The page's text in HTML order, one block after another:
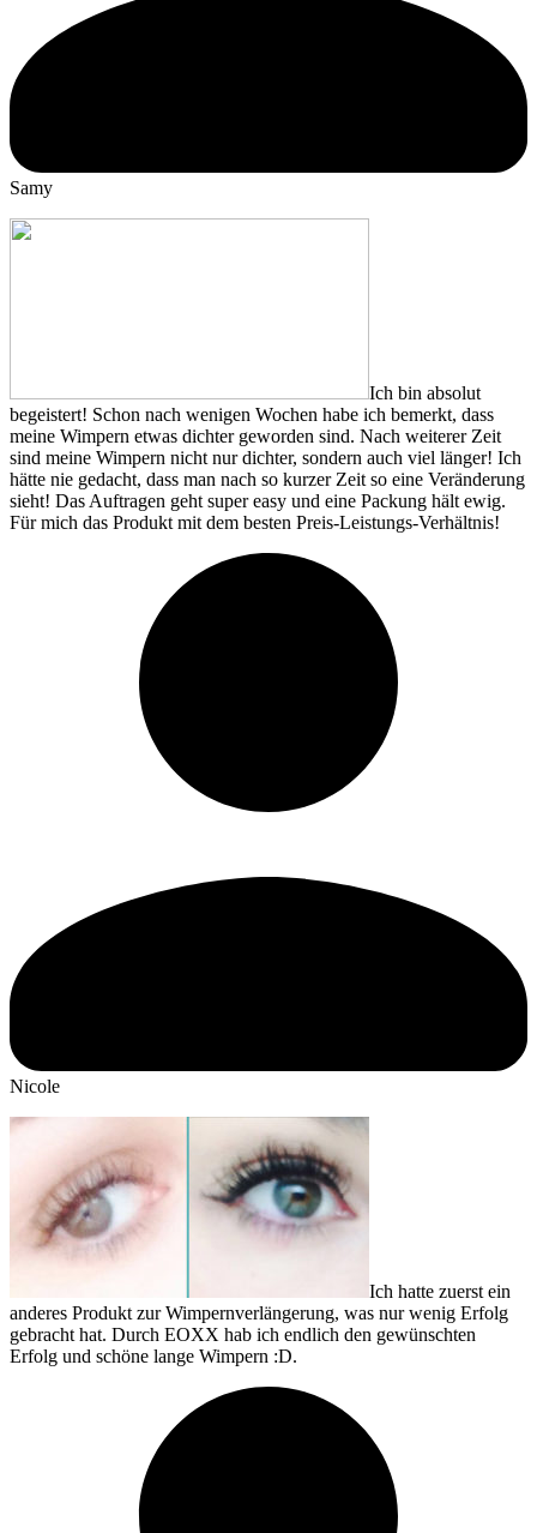
Samy
Ich bin absolut
begeistert! Schon nach wenigen Wochen habe ich bemerkt, dass
meine Wimpern etwas dichter geworden sind. Nach weiterer Zeit
sind meine Wimpern nicht nur dichter, sondern auch viel länger! Ich
hätte nie gedacht, dass man nach so kurzer Zeit so eine Veränderung
sieht! Das Auftragen geht super easy und eine Packung hält ewig.
Für mich das Produkt mit dem besten Preis-Leistungs-Verhältnis!
Nicole
Ich hatte zuerst ein
anderes Produkt zur Wimpernverlängerung, was nur wenig Erfolg
gebracht hat. Durch EOXX hab ich endlich den gewünschten
Erfolg und schöne lange Wimpern :D.